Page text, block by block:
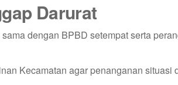
Darurat
dengan BPBD setempat serta
Kecamatan agar penanganan situasi